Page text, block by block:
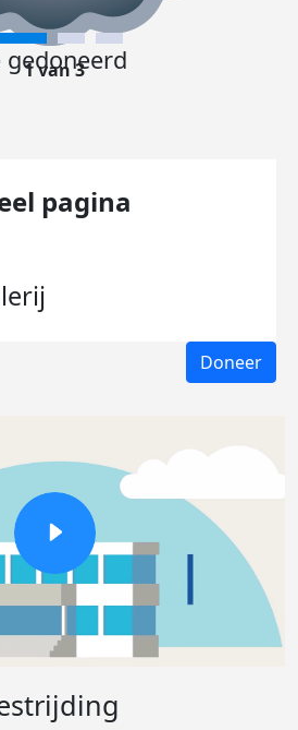
gedoneerd
1 van 3
pagina
Doneer